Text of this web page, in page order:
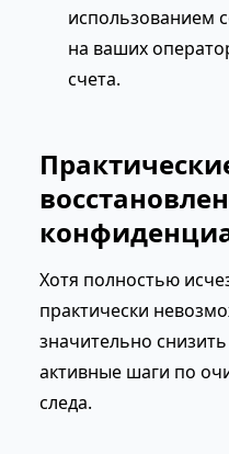
использованием
на ваших
счета.
Хотя полностью
практически
значительно
активные шаги по
следа.